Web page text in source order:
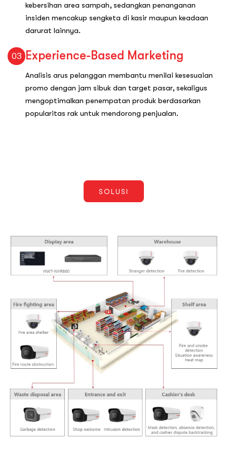
kebersihan area sampah, sedangkan penanganan
insiden mencakup sengketa di kasir maupun keadaan
darurat lainnya.
03 Experience-Based Marketing
Analisis arus pelanggan membantu menilai kesesuaian
promo dengan jam sibuk dan target pasar, sekaligus
mengoptimalkan penempatan produk berdasarkan
popularitas rak untuk mendorong penjualan.
SOLUSI